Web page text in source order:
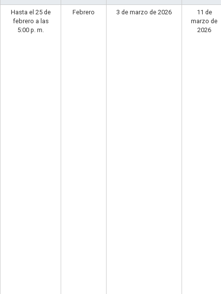
Hasta el 25 de
febrero a las
5:00 p. m.
Febrero 3 de marzo de 2026
11 de
marzo de
2026